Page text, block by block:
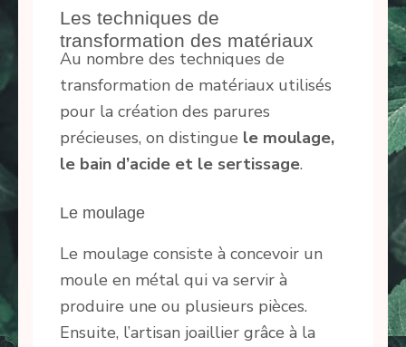
Les techniques de
transformation des matériaux
Au nombre des techniques de
transformation de matériaux utilisés
pour la création des parures
précieuses, on distingue le moulage,
le bain d’acide et le sertissage.
Le moulage
Le moulage consiste à concevoir un
moule en métal qui va servir à
produire une ou plusieurs pièces.
Ensuite, l’artisan joaillier grâce à la